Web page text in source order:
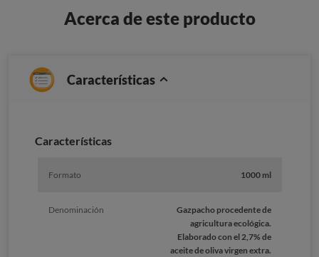
Acerca de este producto
Características
Caracterí­sticas
Formato 1000 ml
Denominación
Gazpacho procedente de
agricultura ecológica.
Elaborado con el 2,7% de
aceite de oliva virgen extra.